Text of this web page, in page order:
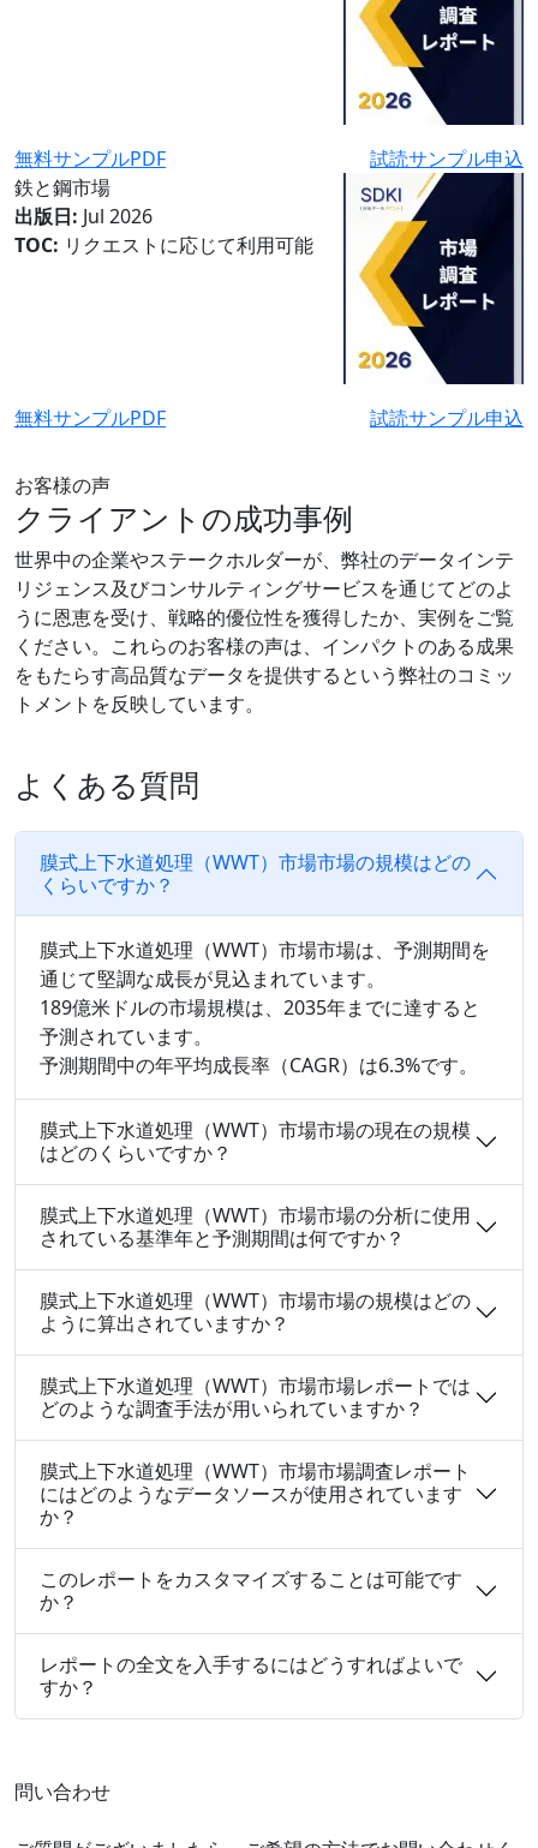
無料サンプルPDF
試読サンプル申込
鉄と鋼市場
出版日: Jul 2026
TOC: リクエストに応じて利用可能
無料サンプルPDF 試読サンプル申込
お客様の声
クライアントの成功事例
世界中の企業やステークホルダーが、弊社のデータインテ
リジェンス及びコンサルティングサービスを通じてどのよ
うに恩恵を受け、戦略的優位性を獲得したか、実例をご覧
ください。これらのお客様の声は、インパクトのある成果
をもたらす高品質なデータを提供するという弊社のコミッ
トメントを反映しています。
よくある質問
膜式上下水道処理（WWT）市場市場の規模はどの
くらいですか？
膜式上下水道処理（WWT）市場市場は、予測期間を
通じて堅調な成長が見込まれています。
189億米ドルの市場規模は、2035年までに達すると
予測されています。
予測期間中の年平均成長率（CAGR）は6.3%です。
膜式上下水道処理（WWT）市場市場の現在の規模
はどのくらいですか？
膜式上下水道処理（WWT）市場市場の分析に使用
されている基準年と予測期間は何ですか？
膜式上下水道処理（WWT）市場市場の規模はどの
ように算出されていますか？
膜式上下水道処理（WWT）市場市場レポートでは
どのような調査手法が用いられていますか？
膜式上下水道処理（WWT）市場市場調査レポート
にはどのようなデータソースが使用されています
か？
このレポートをカスタマイズすることは可能です
か？
レポートの全文を入手するにはどうすればよいで
すか？
問い合わせ